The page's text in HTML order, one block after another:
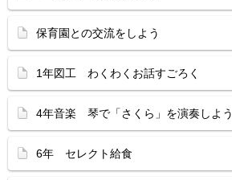
保育園との交流をしよう
1年図工 わくわくお話すごろく
4年音楽 琴で「さくら」を演奏しよう
6年 セレクト給食